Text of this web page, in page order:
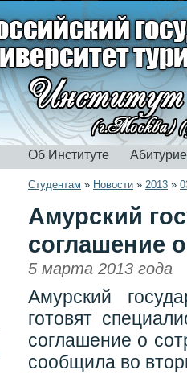
Об Институте
Студентам » Новости » 2013 »
Амурский
соглашение
5 марта 2013 года
Амурский
готовят
соглашение о
сообщила во